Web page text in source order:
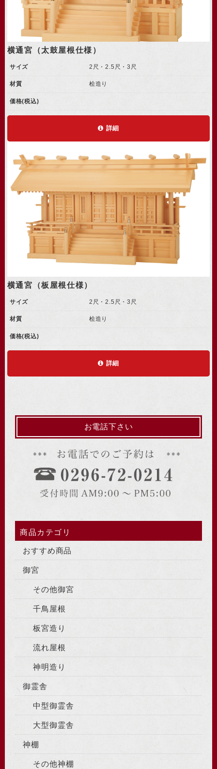
横通宮（太鼓屋根仕様）
サイズ 2尺・2.5尺・3尺
材質 桧造り
価格(税込)
詳細
横通宮（板屋根仕様）
サイズ 2尺・2.5尺・3尺
材質 桧造り
価格(税込)
詳細
お電話下さい
商品カテゴリ
おすすめ商品
御宮
その他御宮
千鳥屋根
板宮造り
流れ屋根
神明造り
御霊舎
中型御霊舎
大型御霊舎
神棚
その他神棚